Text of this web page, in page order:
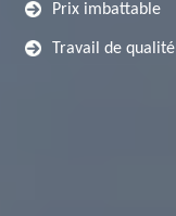
Prix imbattable
Travail de qualité